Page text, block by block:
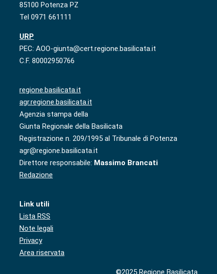
85100 Potenza PZ
Tel 0971 661111
URP
PEC: AOO-giunta@cert.regione.basilicata.it
C.F. 80002950766
regione.basilicata.it
agr.regione.basilicata.it
Agenzia stampa della
Giunta Regionale della Basilicata
Registrazione n. 209/1995 al Tribunale di Potenza
agr@regione.basilicata.it
Direttore responsabile: Massimo Brancati
Redazione
Link utili
Lista RSS
Note legali
Privacy
Area riservata
©2025 Regione Basilicata